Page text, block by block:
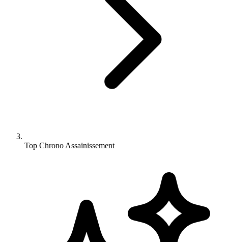
Top Chrono Assainissement